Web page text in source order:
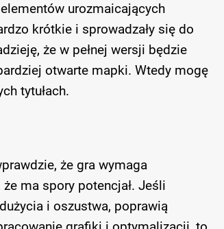
urozmaicających
krótkie i sprowadzały się do
że w pełnej wersji będzie
otwarte mapki. Wtedy mogę
tytułach.
że gra wymaga
ma spory potencjał. Jeśli
i oszustwa, poprawią